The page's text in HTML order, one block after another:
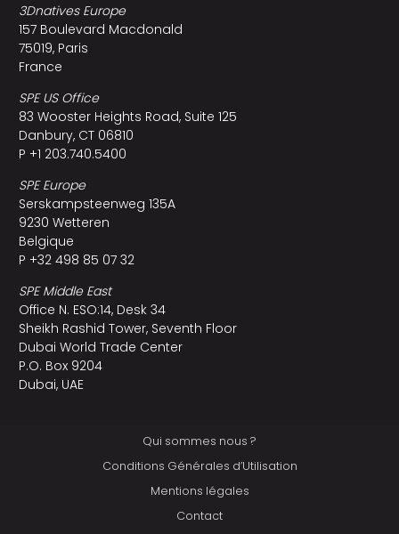
3Dnatives Europe
157 Boulevard Macdonald
75019, Paris
France
SPE US Office
83 Wooster Heights Road, Suite 125
Danbury, CT 06810
P +1 203.740.5400
SPE Europe
Serskampsteenweg 135A
9230 Wetteren
Belgique
P +32 498 85 07 32
SPE Middle East
Office N. ESO:14, Desk 34
Sheikh Rashid Tower, Seventh Floor
Dubai World Trade Center
P.O. Box 9204
Dubai, UAE
Qui sommes nous ?
Conditions Générales d’Utilisation
Mentions légales
Contact